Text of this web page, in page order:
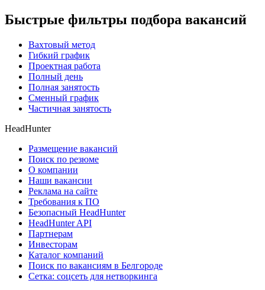
Быстрые фильтры подбора вакансий
Вахтовый метод
Гибкий график
Проектная работа
Полный день
Полная занятость
Сменный график
Частичная занятость
HeadHunter
Размещение вакансий
Поиск по резюме
О компании
Наши вакансии
Реклама на сайте
Требования к ПО
Безопасный HeadHunter
HeadHunter API
Партнерам
Инвесторам
Каталог компаний
Поиск по вакансиям в Белгороде
Сетка: соцсеть для нетворкинга